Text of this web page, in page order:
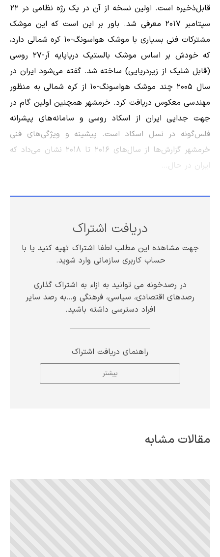
قابل‌ذخیره است. اولین نسخه از آن در یک رژه نظامی در ۲۲
سپتامبر ۲۰۱۷ معرفی شد. باور بر این است که این موشک
مشترکات فنی بسیاری با موشک هواسونگ-۱۰ کره شمالی دارد،
که خودش بر اساس موشک بالستیک دریاپایه آر-۲۷ روسی
(قابل شلیک از زیردریایی) ساخته شد. گفته می‌شود ایران در
سال ۲۰۰۵ چند موشک هواسونگ-۱۰ از کره شمالی به منظور
مهندسی معکوس دریافت کرد. خرمشهر همچنین اولین گام در
جهت جدایی ایران از اسکاد روسی و سامانه‌های پیشرانه
فلس‌گونه در نسل اسکاد است. پیشینه و ویژگی‌های فنی
خرمشهر گزارش‌ها از سال‌های ۲۰۱۶ تا ۲۰۱۸ نشان می‌داد که
ایران در حال…
دریافت اشتراک
جهت مشاهده این مطلب لطفا اشتراک تهیه کنید یا با
حساب کاربری سازمانی وارد شوید.
در رصدخونه می توانید به ازاء به اشتراک گذاری
رصدهای اقتصادی، سیاسی، فرهنگی و…به رصد سایر
افراد دسترسی داشته باشید.
راهنمای دریافت اشتراک
بیشتر
مقالات مشابه